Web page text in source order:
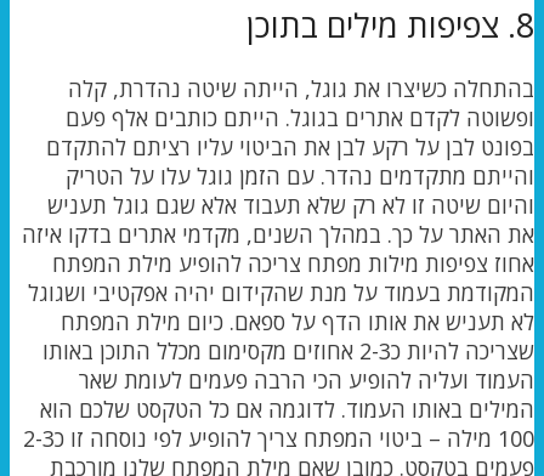
8. צפיפות מילים בתוכן
בהתחלה כשיצרו את גוגל, הייתה שיטה נהדרת, קלה
ופשוטה לקדם אתרים בגוגל. הייתם כותבים אלף פעם
בפונט לבן על רקע לבן את הביטוי עליו רציתם להתקדם
והייתם מתקדמים נהדר. עם הזמן גוגל עלו על הטריק
והיום שיטה זו לא רק שלא תעבוד אלא שגם גוגל תעניש
את האתר על כך. במהלך השנים, מקדמי אתרים בדקו איזה
אחוז צפיפות מילות מפתח צריכה להופיע מילת המפתח
המקודמת בעמוד על מנת שהקידום יהיה אפקטיבי ושגוגל
לא תעניש את אותו הדף על ספאם. כיום מילת המפתח
שצריכה להיות כ2-3 אחוזים מקסימום מכלל התוכן באותו
העמוד ועליה להופיע הכי הרבה פעמים לעומת שאר
המילים באותו העמוד. לדוגמה אם כל הטקסט שלכם הוא
100 מילה – ביטוי המפתח צריך להופיע לפי נוסחה זו כ2-3
פעמים בטקסט. כמובן שאם מילת המפתח שלנו מורכבת